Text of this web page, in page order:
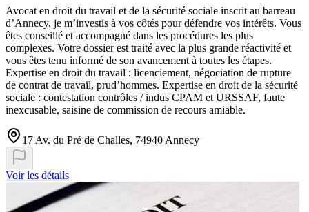
Avocat en droit du travail et de la sécurité sociale inscrit au barreau
d’Annecy, je m’investis à vos côtés pour défendre vos intérêts. Vous
êtes conseillé et accompagné dans les procédures les plus
complexes. Votre dossier est traité avec la plus grande réactivité et
vous êtes tenu informé de son avancement à toutes les étapes.
Expertise en droit du travail : licenciement, négociation de rupture
de contrat de travail, prud’hommes. Expertise en droit de la sécurité
sociale : contestation contrôles / indus CPAM et URSSAF, faute
inexcusable, saisine de commission de recours amiable.
17 Av. du Pré de Challes, 74940 Annecy
Voir les détails